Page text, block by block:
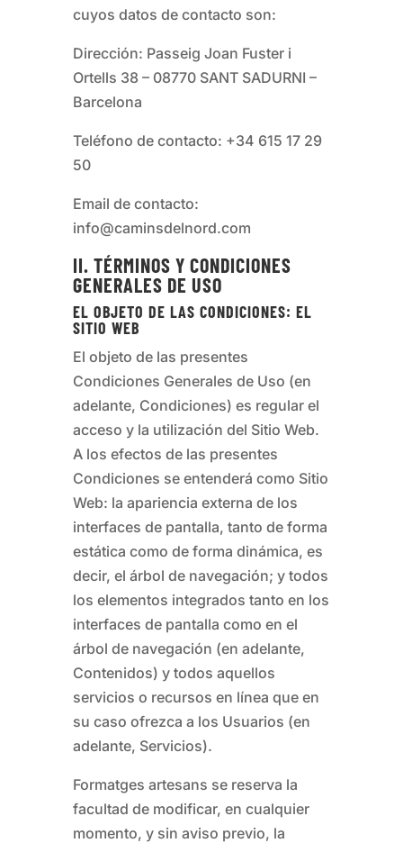
cuyos datos de contacto son:
Dirección: Passeig Joan Fuster i
Ortells 38 – 08770 SANT SADURNI –
Barcelona
Teléfono de contacto: +34 615 17 29
50
Email de contacto:
info@caminsdelnord.com
II. TÉRMINOS Y CONDICIONES
GENERALES DE USO
EL OBJETO DE LAS CONDICIONES: EL
SITIO WEB
El objeto de las presentes
Condiciones Generales de Uso (en
adelante, Condiciones) es regular el
acceso y la utilización del Sitio Web.
A los efectos de las presentes
Condiciones se entenderá como Sitio
Web: la apariencia externa de los
interfaces de pantalla, tanto de forma
estática como de forma dinámica, es
decir, el árbol de navegación; y todos
los elementos integrados tanto en los
interfaces de pantalla como en el
árbol de navegación (en adelante,
Contenidos) y todos aquellos
servicios o recursos en línea que en
su caso ofrezca a los Usuarios (en
adelante, Servicios).
Formatges artesans se reserva la
facultad de modificar, en cualquier
momento, y sin aviso previo, la